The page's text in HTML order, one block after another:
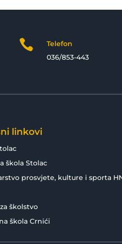

Telefon
036/853-443
linkovi
škola Stolac
prosvjete, kulture i sporta
školstvo
škola Crnići